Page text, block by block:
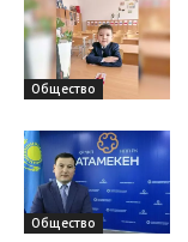
Общество
Общество